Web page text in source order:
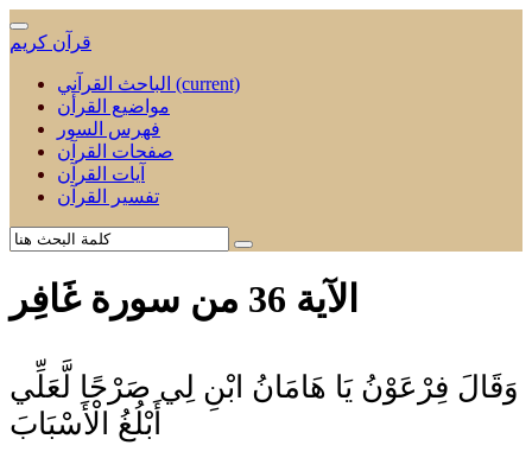
قرآن كريم
(current)
مواضيع القرأن
فهرس السور
صفحات القرآن
آيات القرآن
تفسير القرآن
الآية 36 من سورة غَافِر
وَقَالَ فِرْعَوْنُ يَا هَامَانُ ابْنِ لِي صَرْحًا لَّعَلِّي
أَبْلُغُ الْأَسْبَابَ